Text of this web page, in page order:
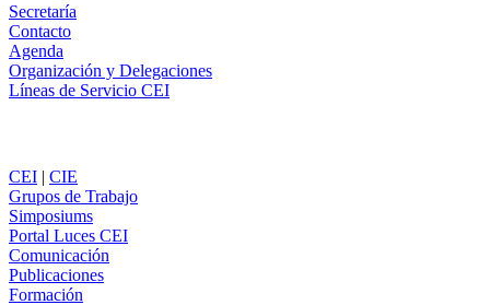
Secretaría
Contacto
Agenda
Organización y Delegaciones
Líneas de Servicio CEI
CEI | CIE
Grupos de Trabajo
Simposiums
Portal Luces CEI
Comunicación
Publicaciones
Formación